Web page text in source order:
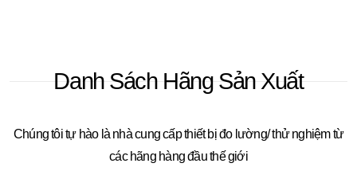
Danh Sách Hãng Sản Xuất
Chúng tôi tự hào là nhà cung cấp thiết bị đo lường/ thử nghiệm từ
các hãng hàng đầu thế giới